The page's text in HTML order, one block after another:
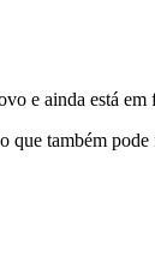
e ainda está
que também pode